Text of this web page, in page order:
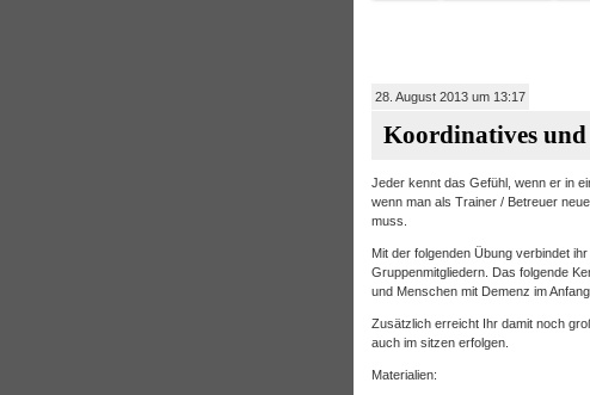
28. August 2013 um 13:17
Koordinatives
Jeder kennt das Gefühl, wenn er in
wenn man als Trainer / Betreuer
muss.
Mit der folgenden Übung verbindet
Gruppenmitgliedern. Das folgende
und Menschen mit Demenz im
Zusätzlich erreicht Ihr damit noch
auch im sitzen erfolgen.
Materialien: